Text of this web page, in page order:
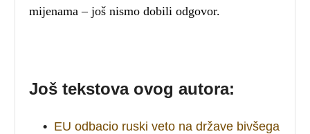
mijenama – još nismo dobili odgovor.
Još tekstova ovog autora:
• EU odbacio ruski veto na države bivšega